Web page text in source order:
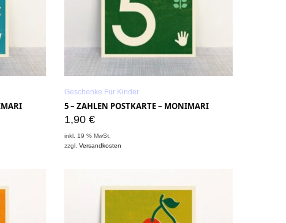
Geschenke Für Kinder
5 – ZAHLEN POSTKARTE – MONIMARI
1,90 €
inkl. 19 % MwSt.
zzgl. Versandkosten